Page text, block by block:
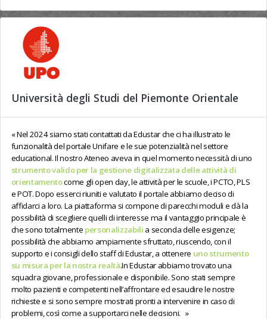
Università degli Studi del Piemonte Orientale
Nel 2024 siamo stati contattati da Edustar che ci ha illustrato le
funzionalità del portale Unifare e le sue potenzialità nel settore
educational. Il nostro Ateneo aveva in quel momento necessità di uno
strumento valido per la gestione digitalizzata delle attività di
orientamentocome gli open day, le attività per le scuole, i PCTO, PLS
e POT. Dopo esserci riuniti e valutato il portale abbiamo deciso di
affidarci a loro. La piattaforma si compone di parecchi moduli e dà la
possibilità di scegliere quelli di interesse ma il vantaggio principale è
che sono totalmente personalizzabili a seconda delle esigenze;
possibilità che abbiamo ampiamente sfruttato, riuscendo, con il
supporto e i consigli dello staff di Edustar, a ottenere uno strumento
su misura per la nostra realtà.In Edustar abbiamo trovato una
squadra giovane, professionale e disponibile. Sono stati sempre
molto pazienti e competenti nell’affrontare ed esaudire le nostre
richieste e si sono sempre mostrati pronti a intervenire in caso di
problemi, così come a supportarci nelle decisioni.